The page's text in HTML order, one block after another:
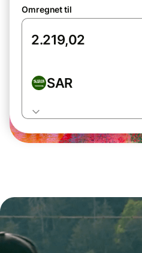
Omregnet til
SAR